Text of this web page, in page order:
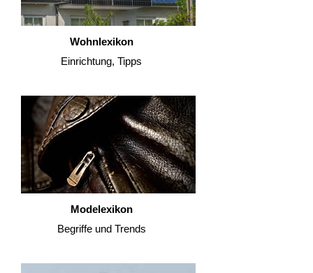
Wohnlexikon
Einrichtung, Tipps
Modelexikon
Begriffe und Trends